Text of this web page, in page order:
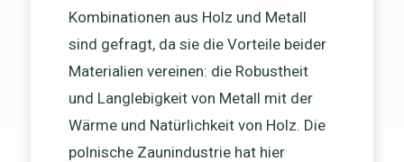
Kombinationen aus Holz und Metall
sind gefragt, da sie die Vorteile beider
Materialien vereinen: die Robustheit
und Langlebigkeit von Metall mit der
Wärme und Natürlichkeit von Holz. Die
polnische Zaunindustrie hat hier